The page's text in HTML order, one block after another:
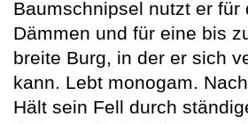
Baumschnipsel nutzt er für
Dämmen und für eine bis
breite Burg, in der er sich
kann. Lebt monogam.
Hält sein Fell durch